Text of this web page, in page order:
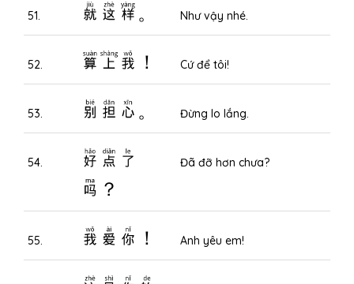
51. 就这样。 Như vậy nhé.
52. 算上我！ Cứ để tôi!
53. 别担心。 Đừng lo lắng.
54.
好点了
吗？
Đã đỡ hơn chưa?
55. 我爱你！ Anh yêu em!